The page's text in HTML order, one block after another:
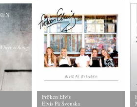
Fröken Elvis
Elvis På Svenska